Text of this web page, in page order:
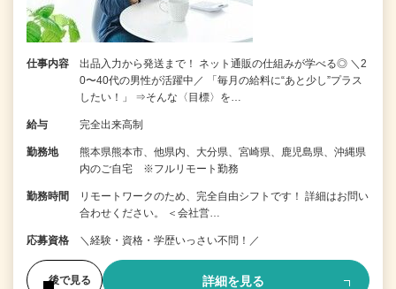
仕事内容
出品入力から発送まで！ ネット通販の仕組みが学べる◎ ＼2
0〜40代の男性が活躍中／ 「毎月の給料に“あと少し”プラス
したい！」 ⇒そんな〈目標〉を…
給与 完全出来高制
勤務地
熊本県熊本市、他県内、大分県、宮崎県、鹿児島県、沖縄県
内のご自宅 ※フルリモート勤務
勤務時間
リモートワークのため、完全自由シフトです！ 詳細はお問い
合わせください。 ＜会社営…
応募資格 ＼経験・資格・学歴いっさい不問！／
後で見る 詳細を見る